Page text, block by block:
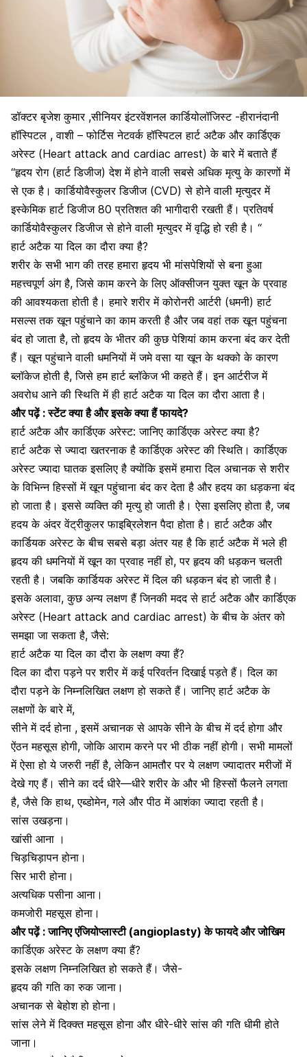
डॉक्टर बृजेश कुमार ,सीनियर इंटरवेंशनल कार्डियोलॉजिस्ट -हीरानंदानी
हॉस्पिटल , वाशी – फोर्टिस नेटवर्क हॉस्पिटल हार्ट अटैक और कार्डिएक
अरेस्ट (Heart attack and cardiac arrest) के बारे में बताते हैं
“हृदय रोग (हार्ट डिजीज) देश में होने वाली सबसे अधिक मृत्यु के कारणों में
से एक है। कार्डियोवैस्कुलर डिजीज (CVD) से होने वाली मृत्युदर में
इस्केमिक हार्ट डिजीज 80 प्रतिशत की भागीदारी रखती हैं। प्रतिवर्ष
कार्डियोवैस्कुलर डिजीज से होने वाली मृत्युदर में वृद्धि हो रही है। “
हार्ट अटैक या दिल का दौरा क्या है?
शरीर के सभी भाग की तरह हमारा हृदय भी मांसपेशियों से बना हुआ
महत्त्वपूर्ण अंग है, जिसे काम करने के लिए ऑक्सीजन युक्त खून के प्रवाह
की आवश्यकता होती है। हमारे शरीर में कोरोनरी आर्टरी (धमनी) हार्ट
मसल्स तक खून पहुंचाने का काम करती है और जब वहां तक खून पहुंचना
बंद हो जाता है, तो हृदय के भीतर की कुछ पेशियां काम करना बंद कर देती
हैं। खून पहुंचाने वाली धमनियों में जमे वसा या खून के थक्को के कारण
ब्लॉकेज होती है, जिसे हम हार्ट ब्लॉकेज भी कहते हैं। इन आर्टरीज में
अवरोध आने की स्थिति में ही हार्ट अटैक या दिल का दौरा आता है।
और पढ़ें :स्टेंट क्या है और इसके क्या हैं फायदे?
हार्ट अटैक और कार्डिएक अरेस्ट: जानिए कार्डिएक अरेस्ट क्या है?
हार्ट अटैक से ज्यादा खतरनाक है कार्डिएक अरेस्ट की स्थिति। कार्डिएक
अरेस्ट ज्यादा घातक इसलिए है क्योंकि इसमें हमारा दिल अचानक से शरीर
के विभिन्न हिस्सों में खून पहुंचाना बंद कर देता है और हदय का धड़कना बंद
हो जाता है। इससे व्यक्ति की मृत्यु हो जाती है। ऐसा इसलिए होता है, जब
हदय के अंदर वेंट्रीकुलर फाइब्रिलेशन पैदा होता है। हार्ट अटैक और
कार्डियक अरेस्ट के बीच सबसे बड़ा अंतर यह है कि हार्ट अटैक में भले ही
हृदय की धमनियों में खून का प्रवाह नहीं हो, परहृदय की धड़कनचलती
रहती है। जबकि कार्डियक अरेस्‍ट में दिल की धड़कन बंद हो जाती है।
इसके अलावा, कुछ अन्य लक्षण हैं जिनकी मदद से हार्ट अटैक और कार्डिएक
अरेस्ट (Heart attack and cardiac arrest) के बीच के अंतर को
समझा जा सकता है, जैसे:
हार्ट अटैक या दिल का दौरा के लक्षण क्या हैं?
दिल का दौरा पड़ने पर शरीर में कई परिवर्तन दिखाई पड़ते हैं। दिल का
दौरा पड़ने के निम्नलिखित लक्षण हो सकते हैं। जानिए हार्ट अटैक के
लक्षणों के बारे में,
सीने में दर्द होना , इसमें अचानक से आपके सीने के बीच में दर्द होगा और
ऐंठन महसूस होगी, जोकि आराम करने पर भी ठीक नहीं होगी। सभी मामलों
में ऐसा हो ये जरुरी नहीं है, लेकिन आमतौर पर ये लक्षण ज्यादातर मरीजों में
देखे गए हैं। सीने का दर्द धीरे—धीरे शरीर के और भी हिस्सों फैलने लगता
है, जैसे कि हाथ, एब्डोमेन, गले और पीठ में आशंका ज्यादा रहती है।
सांस उखड़ना।
खांसी आना ।
चिड़चिड़ापन होना।
​सिर भारी होना।
अत्यधिक पसीना आना ।
कमजोरी महसूस होना।
और पढ़ें :जानिए एंजियोप्लास्टी (angioplasty) के फायदे और जोखिम
कार्डिएक अरेस्ट के लक्षण क्या हैं?
इसके लक्षण निम्नलिखित हो सकते हैं। जैसे-
हृदय की गति का रुक जाना।
अचानक से बेहोश हो होना।
सांस लेने में दिक्क्त महसूस होना और धीरे-धीरे सांस की गति धीमी होते
जाना।